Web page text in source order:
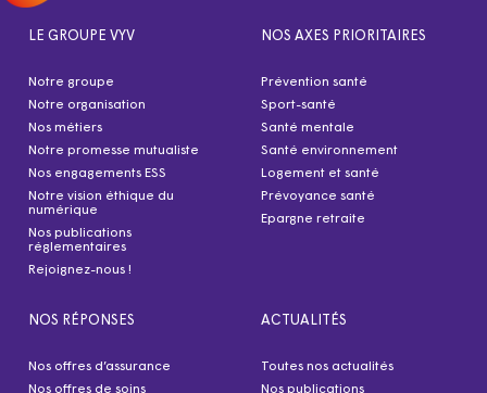
LE GROUPE VYV
Notre groupe
Notre organisation
Nos métiers
Notre promesse mutualiste
Nos engagements ESS
Notre vision éthique du
numérique
Nos publications
réglementaires
Rejoignez-nous !
NOS AXES PRIORITAIRES
Prévention santé
Sport-santé
Santé mentale
Santé environnement
Logement et santé
Prévoyance santé
Epargne retraite
NOS RÉPONSES
Nos offres d’assurance
Nos offres de soins
ACTUALITÉS
Toutes nos actualités
Nos publications